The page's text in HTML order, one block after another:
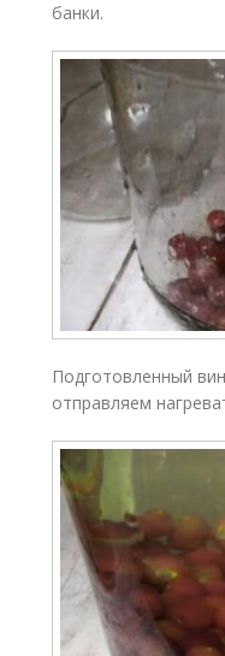
банки.
Подготовленный
отправляем